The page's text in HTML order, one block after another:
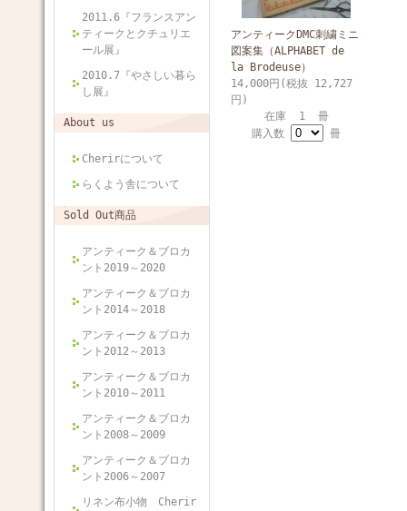
2011.6『フランスアン
ティークとクチュリエ
ール展』
2010.7『やさしい暮ら
し展』
About us
Cherirについて
らくよう舎について
Sold Out商品
アンティーク＆ブロカ
ント2019～2020
アンティーク＆ブロカ
ント2014～2018
アンティーク＆ブロカ
ント2012～2013
アンティーク＆ブロカ
ント2010～2011
アンティーク＆ブロカ
ント2008～2009
アンティーク＆ブロカ
ント2006～2007
リネン布小物 Cherir
アンティークDMC刺繍ミニ
図案集（ALPHABET de
la Brodeuse）
14,000円(税抜 12,727
円)
在庫 1 冊
購入数
冊